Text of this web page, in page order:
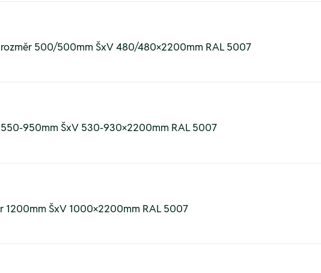
500/500mm ŠxV 480/480×2200mm RAL 5007
950mm ŠxV 530-930×2200mm RAL 5007
1200mm ŠxV 1000×2200mm RAL 5007